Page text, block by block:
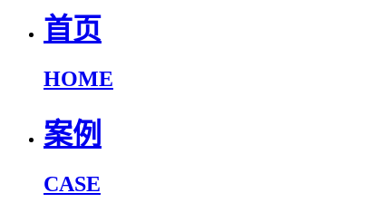
首页
HOME
案例
CASE